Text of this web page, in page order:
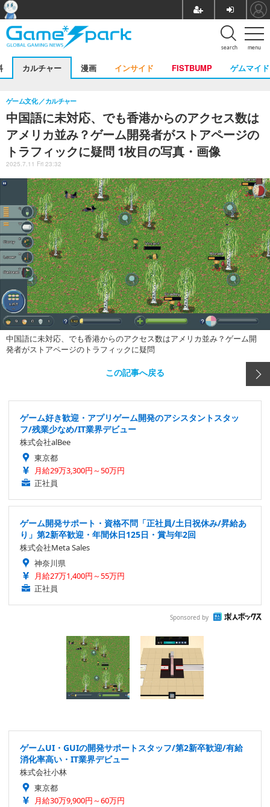
menu
search
カルチャー 漫画 インサイド FISTBUMP ゲムマイド
中国語に未対応、でも香港からのアクセス数は
アメリカ並み？ゲーム開発者がストアページの
トラフィックに疑問 1枚目の写真・画像
ゲーム文化 カルチャー
2025.7.11 Fri 23:32
中国語に未対応、でも香港からのアクセス数はアメリカ並み？ゲーム開
発者がストアページのトラフィックに疑問
この記事へ戻る
ゲーム好き歓迎・アプリゲーム開発のアシスタントスタッ
フ/残業少なめ/IT業界デビュー
株式会社alBee
東京都
月給29万3,300円～50万円
正社員
ゲーム開発サポート・資格不問「正社員/土日祝休み/昇給あ
り」第2新卒歓迎・年間休日125日・賞与年2回
株式会社Meta Sales
神奈川県
月給27万1,400円～55万円
正社員
Sponsored by
ゲームUI・GUIの開発サポートスタッフ/第2新卒歓迎/有給
消化率高い・IT業界デビュー
株式会社小林
東京都
月給30万9,900円～60万円